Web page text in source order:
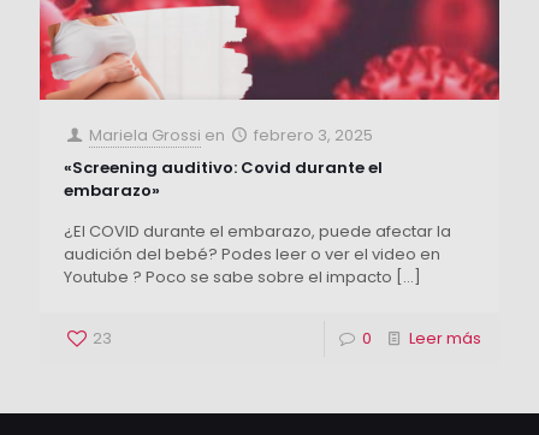
Mariela Grossi en
febrero 3, 2025
«Screening auditivo: Covid durante el
embarazo»
¿El COVID durante el embarazo, puede afectar la
audición del bebé? Podes leer o ver el video en
Youtube ? Poco se sabe sobre el impacto […]
23 0 Leer más